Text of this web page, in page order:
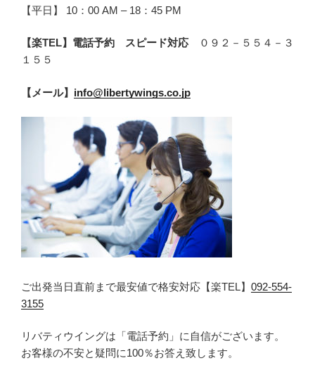
【平日】 10：00 AM – 18：45 PM
【楽TEL】電話予約 スピード対応
０９２－５５４－３
１５５
【メール】 info@libertywings.co.jp
ご出発当日直前まで最安値で格安対応【楽TEL】 092-554-
3155
リバティウイングは「電話予約」に自信がございます。
お客様の不安と疑問に100％お答え致します。